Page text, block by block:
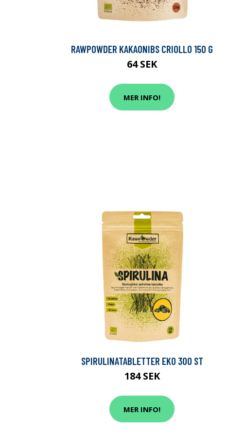
RAWPOWDER KAKAONIBS CRIOLLO 150 G
64 SEK
MER INFO!
SPIRULINATABLETTER EKO 300 ST
184 SEK
MER INFO!